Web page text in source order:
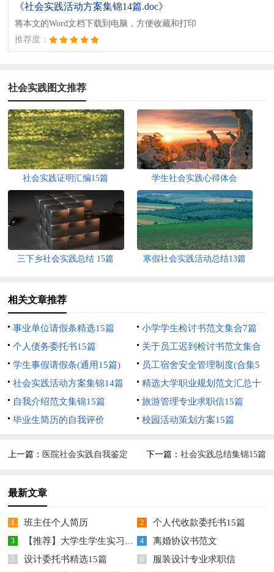
《社会实践活动方案集锦14篇.doc》
将本文的Word文档下载到电脑，方便收藏和打印
推荐度：
社会实践图文推荐
社会实践证明汇编15篇 学生社会实践心得体会
三下乡社会实践总结 15篇 寒假社会实践活动总结13篇
相关文章推荐
事业单位请假条精选15篇
小学学生检讨书范文集合7篇
个人债务委托书15篇
关于员工迟到检讨书范文集合
7篇
学生事假请假条(通用15篇)
员工宿舍安全管理制度(合集5
篇)
社会实践活动方案集锦14篇
精选大学职业规划范文汇总十
篇
自我介绍范文集锦15篇
旅游管理专业求职信15篇
毕业生简历的自我评价
校园活动策划方案15篇
上一篇： 医院社会实践自我鉴定 下一篇： 社会实践总结集锦15篇
最新文章
1 班主任个人简历 2 个人代收款委托书15篇
3 【推荐】大学生学生实习报告模板汇总六篇 4 离婚协议书范文
5 设计委托书精选15篇 6 服装设计专业求职信